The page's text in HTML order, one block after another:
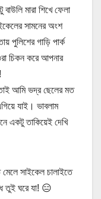
মারা শিখে ফেলা
সামনের অংশ
পুলিশের গাড়ি পার্ক
চিকন করে আপনার
তাই আমি ভদ্র ছেলের মত
যাই। ভাবলাম
একটু তাকিয়েই দেখি
সাইকেল চালাইতে
তুই ঘরে যা! 😑